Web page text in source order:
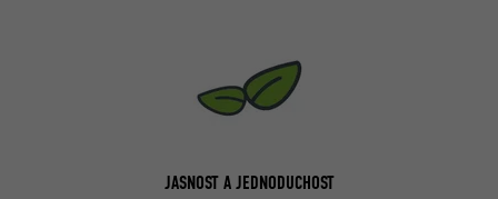
JASNOST A JEDNODUCHOST